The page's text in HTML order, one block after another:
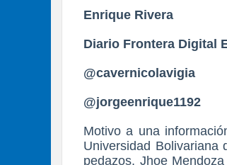
Enrique Rivera
Diario Frontera Digital
@cavernicolavigia
@jorgeenrique1192
Motivo a una
Universidad
pedazos, Jhoe Mendoza